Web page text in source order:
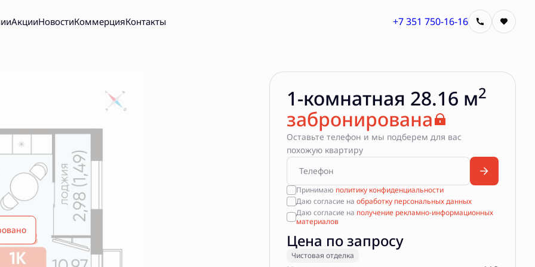
АкцииНовостиКоммерцияКонтакты +7 351 750-16-16
Квартира забронирована
1-комнатная 28.16 м2
забронирована
Оставьте телефон и мы подберем для вас
похожую квартиру
Принимаю политику конфиденциальности
Даю согласие на обработку персональных данных
Даю согласие на получение рекламно-информационных
материалов
Цена по запросу
Чистовая отделка